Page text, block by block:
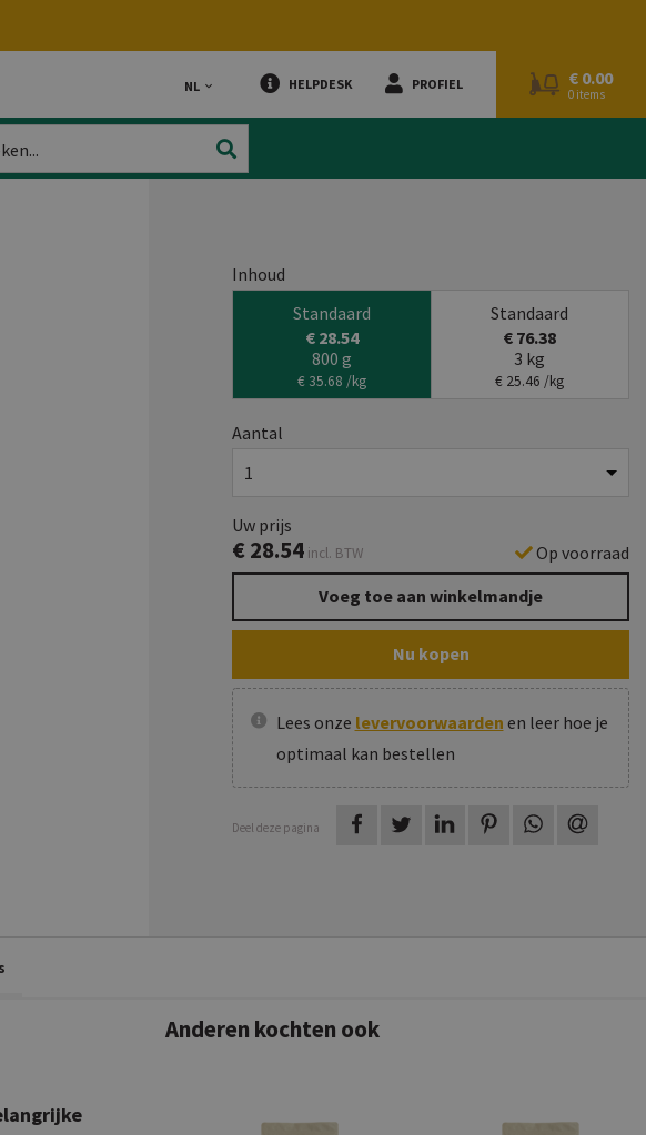
TAAL:
NL HELPDESK PROFIEL € 0.00
0 items
Inhoud
Standaard
€ 28.54
800 g
€ 35.68 /kg
Standaard
€ 76.38
3 kg
€ 25.46 /kg
Aantal
Uw prijs
€ 28.54 incl. BTW
Op voorraad
Voeg toe aan winkelmandje
Nu kopen
Lees onze levervoorwaarden en leer hoe je
optimaal kan bestellen
Deel deze pagina op Facebookop Twitterop LinkedInop Pinterest
op
Anderen kochten ook